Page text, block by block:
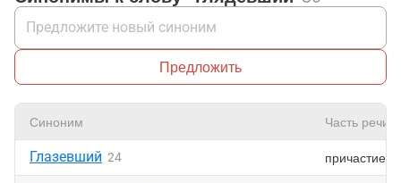
Предложить
Синоним Часть речи
Глазевший 24 причастие